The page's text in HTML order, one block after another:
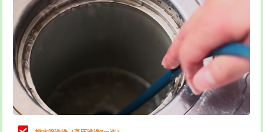
管・ポリ管・HT管使用/3ｍまで)
給水管工事※（ライニング鋼管・銅
管・ポリ管・HT管使用/3ｍ超え)
+8,800円
排水管工事（土の掘削・埋め戻し作
業）
11,000円~
排水管工事（排水管工事/3ｍまで） 55,000円
排水管工事（追加 排水管工事/3ｍ超
追加トーラー機使用/3m超え +3,300円
カメラ調査 33,000円
桝清掃 8,800円
止水・漏水調査・防水処理・清掃・修
理・調整・分解・加工など（軽作業）
11,000円
止水・漏水調査・防水処理・清掃・修
理・調整・分解・加工など（中作業）
22,000円